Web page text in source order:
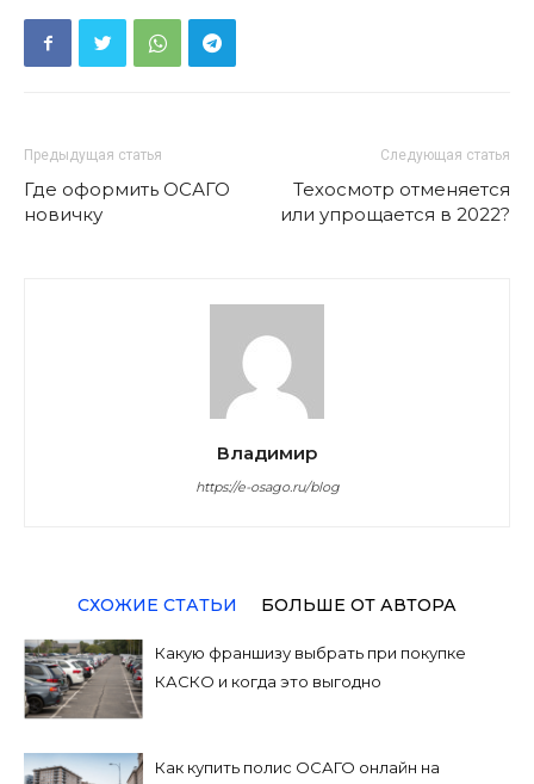
Предыдущая статья
Где оформить ОСАГО
новичку
Следующая статья
Техосмотр отменяется
или упрощается в 2022?
Владимир
https://e-osago.ru/blog
СХОЖИЕ СТАТЬИ БОЛЬШЕ ОТ АВТОРА
Какую франшизу выбрать при покупке
КАСКО и когда это выгодно
Как купить полис ОСАГО онлайн на